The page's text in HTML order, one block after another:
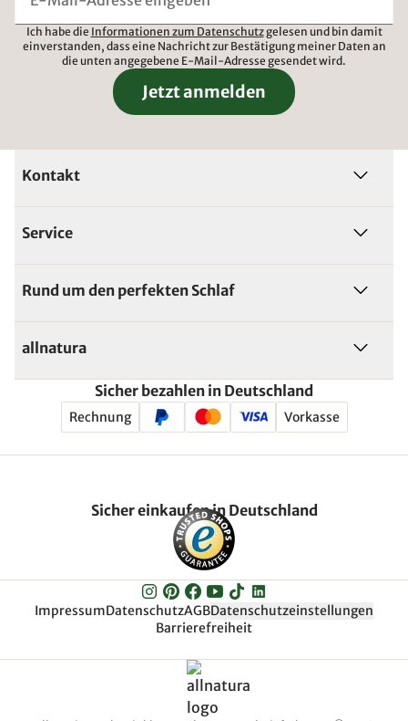
Ich habe die Informationen zum Datenschutzgelesen und bin damit
einverstanden, dass eine Nachricht zur Bestätigung meiner Daten an
die unten angegebene E-Mail-Adresse gesendet wird.
Jetzt anmelden
Kontakt
Service
Rund um den perfekten Schlaf
allnatura
Sicher bezahlen in Deutschland
Rechnung Vorkasse
Sicher einkaufen in Deutschland
ImpressumDatenschutzAGBDatenschutzeinstellungen
Barrierefreiheit